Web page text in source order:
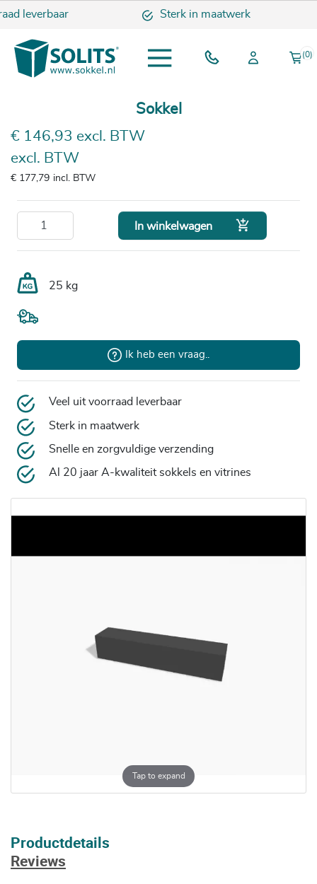
leverbaar Sterk in maatwerk
(0)
Tap to expand
Sokkel
€ 146,93 excl. BTW
excl. BTW
€ 177,79 incl. BTW
In winkelwagen 
25 kg
Ik heb een vraag..
Veel uit voorraad leverbaar
Sterk in maatwerk
Snelle en zorgvuldige verzending
Al 20 jaar A-kwaliteit sokkels en vitrines
Productdetails
Reviews